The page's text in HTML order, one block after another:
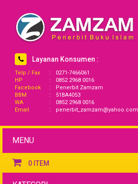
Layanan Konsumen :
Telp / Fax :
0271-7466061
HP
:
0852 2968 0016
Facebook
:
Penerbit Zamzam
BBM
:
51BA4053
WA
:
0852 2968 0016
Email
: penerbit_zamzam@yahoo.com
MENU
0 ITEM